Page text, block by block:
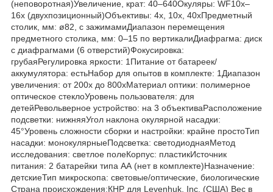
(неповоротная)Увеличение, крат: 40–640Окуляры: WF10x–
16x (двухпозиционный)Объективы: 4x, 10x, 40xПредметный
столик, мм: ø82, с зажимамиДиапазон перемещения
предметного столика, мм: 0–15 по вертикалиДиафрагма: диск
с диафрагмами (6 отверстий)Фокусировка:
грубаяРегулировка яркости: 1Питание от батареек/
аккумулятора: естьНабор для опытов в комплекте: 1Диапазон
увеличения: от 200х до 800хМатериал оптики: полимерное
оптическое стеклоУровень пользователя: для
детейРевольверное устройство: на 3 объективаРасположение
подсветки: нижняяУгол наклона окулярной насадки:
45°Уровень сложности сборки и настройки: крайне простоТип
насадки: монокулярныеПодсветка: светодиоднаяМетод
исследования: светлое полеКорпус: пластикИсточник
питания: 2 батарейки типа АА (нет в комплекте)Назначение:
детскиеТип микроскопа: световые/оптические, биологические
Страна происхождения:КНР для Levenhuk, Inc. (США) Вес в